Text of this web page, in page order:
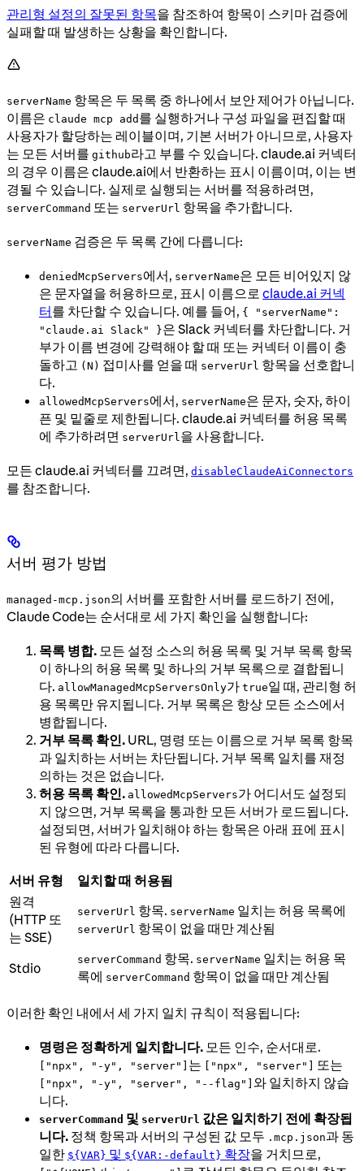
관리형 설정의 잘못된 항목을 참조하여 항목이 스키마 검증에
실패할 때 발생하는 상황을 확인합니다.
serverName 항목은 두 목록 중 하나에서 보안 제어가 아닙니다.
이름은 claude mcp add 를 실행하거나 구성 파일을 편집할 때
사용자가 할당하는 레이블이며, 기본 서버가 아니므로, 사용자
는 모든 서버를 github라고 부를 수 있습니다. claude.ai 커넥터
의 경우 이름은 claude.ai에서 반환하는 표시 이름이며, 이는 변
경될 수 있습니다. 실제로 실행되는 서버를 적용하려면,
serverCommand 또는 serverUrl 항목을 추가합니다.
serverName 검증은 두 목록 간에 다릅니다:
deniedMcpServers에서, serverName은 모든 비어있지 않
은 문자열을 허용하므로, 표시 이름으로 claude.ai 커넥
터를 차단할 수 있습니다. 예를 들어, { "serverName":
"claude.ai Slack" }은 Slack 커넥터를 차단합니다. 거
부가 이름 변경에 강력해야 할 때 또는 커넥터 이름이 충
돌하고 (N) 접미사를 얻을 때 serverUrl 항목을 선호합니
다.
allowedMcpServers에서, serverName은 문자, 숫자, 하이
픈 및 밑줄로 제한됩니다. claude.ai 커넥터를 허용 목록
에 추가하려면 serverUrl을 사용합니다.
모든 claude.ai 커넥터를 끄려면, disableClaudeAiConnectors
를 참조합니다.
서버 평가 방법
managed-mcp.json의 서버를 포함한 서버를 로드하기 전에,
Claude Code는 순서대로 세 가지 확인을 실행합니다:
목록 병합. 모든 설정 소스의 허용 목록 및 거부 목록 항목
이 하나의 허용 목록 및 하나의 거부 목록으로 결합됩니
다. allowManagedMcpServersOnly가 true일 때, 관리형 허
용 목록만 유지됩니다. 거부 목록은 항상 모든 소스에서
병합됩니다.
거부 목록 확인. URL, 명령 또는 이름으로 거부 목록 항목
과 일치하는 서버는 차단됩니다. 거부 목록 일치를 재정
의하는 것은 없습니다.
허용 목록 확인. allowedMcpServers가 어디서도 설정되
지 않으면, 거부 목록을 통과한 모든 서버가 로드됩니다.
설정되면, 서버가 일치해야 하는 항목은 아래 표에 표시
된 유형에 따라 다릅니다.
서버 유형
일치할 때 허용됨
원격
(HTTP 또
는 SSE)
serverUrl 항목. serverName 일치는 허용 목록에
serverUrl 항목이 없을 때만 계산됨
Stdio
serverCommand 항목. serverName 일치는 허용 목
록에 serverCommand 항목이 없을 때만 계산됨
이러한 확인 내에서 세 가지 일치 규칙이 적용됩니다:
명령은 정확하게 일치합니다. 모든 인수, 순서대로.
["npx", "-y", "server"] 는 ["npx", "server"] 또는
["npx", "-y", "server", "--flag"] 와 일치하지 않습
니다.
serverCommand 및 serverUrl 값은 일치하기 전에 확장됩
니다. 정책 항목과 서버의 구성된 값 모두 .mcp.json과 동
일한 ${VAR} 및 ${VAR:-default} 확장을 거치므로,